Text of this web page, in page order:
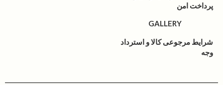
پرداخت امن
GALLERY
شرایط مرجوعی کالا و استرداد
وجه